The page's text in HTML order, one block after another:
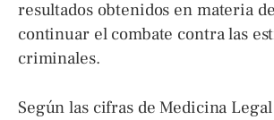
resultados obtenidos en materia
continuar el combate contra las
criminales.
Según las cifras de Medicina